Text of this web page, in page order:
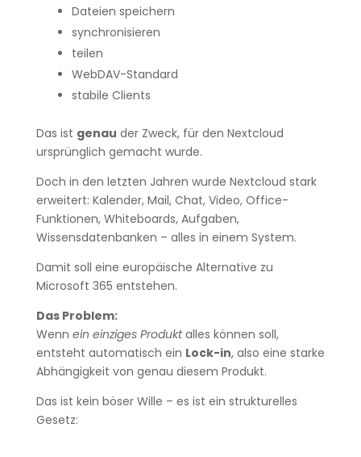
Dateien speichern
synchronisieren
teilen
WebDAV-Standard
stabile Clients
Das ist genau der Zweck, für den Nextcloud
ursprünglich gemacht wurde.
Doch in den letzten Jahren wurde Nextcloud stark
erweitert: Kalender, Mail, Chat, Video, Office-
Funktionen, Whiteboards, Aufgaben,
Wissensdatenbanken – alles in einem System.
Damit soll eine europäische Alternative zu
Microsoft 365 entstehen.
Das Problem:
Wenn ein einziges Produktalles können soll,
entsteht automatisch ein Lock-in, also eine starke
Abhängigkeit von genau diesem Produkt.
Das ist kein böser Wille – es ist ein strukturelles
Gesetz: